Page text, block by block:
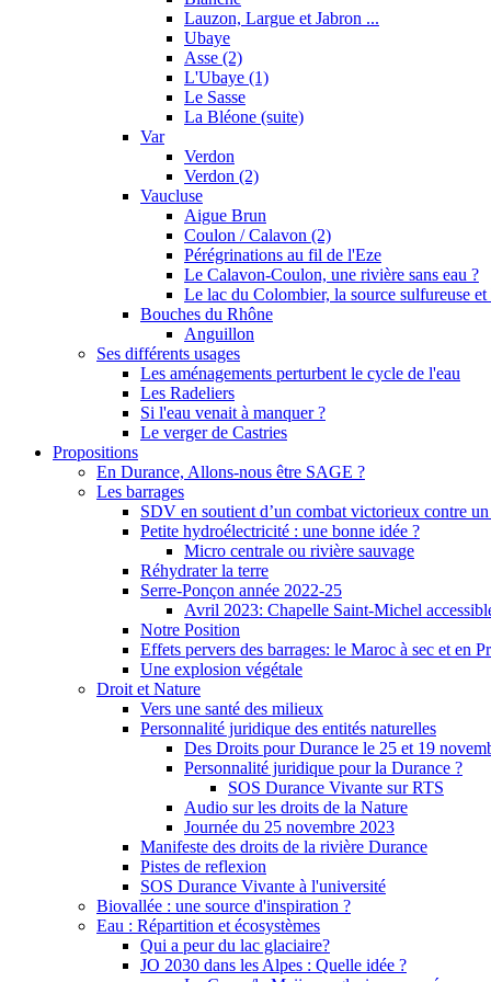
Lauzon, Largue et Jabron ...
Ubaye
Asse (2)
L'Ubaye (1)
Le Sasse
La Bléone (suite)
Var
Verdon
Verdon (2)
Vaucluse
Aigue Brun
Coulon / Calavon (2)
Pérégrinations au fil de l'Eze
Le Calavon-Coulon, une rivière sans eau ?
Le lac du Colombier, la source sulfureuse
Bouches du Rhône
Anguillon
Ses différents usages
Les aménagements perturbent le cycle de l'eau
Les Radeliers
Si l'eau venait à manquer ?
Le verger de Castries
Propositions
En Durance, Allons-nous être SAGE ?
Les barrages
SDV en soutient d’un combat victorieux contre un
Petite hydroélectricité : une bonne idée ?
Micro centrale ou rivière sauvage
Réhydrater la terre
Serre-Ponçon année 2022-25
Avril 2023: Chapelle Saint-Michel
Notre Position
Effets pervers des barrages: le Maroc à sec et en
Une explosion végétale
Droit et Nature
Vers une santé des milieux
Personnalité juridique des entités naturelles
Des Droits pour Durance le 25 et 19
Personnalité juridique pour la Durance ?
SOS Durance Vivante sur RTS
Audio sur les droits de la Nature
Journée du 25 novembre 2023
Manifeste des droits de la rivière Durance
Pistes de reflexion
SOS Durance Vivante à l'université
Biovallée : une source d'inspiration ?
Eau : Répartition et écosystèmes
Qui a peur du lac glaciaire?
JO 2030 dans les Alpes : Quelle idée ?